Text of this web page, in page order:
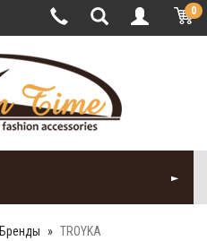
0
Бренды TROYKA